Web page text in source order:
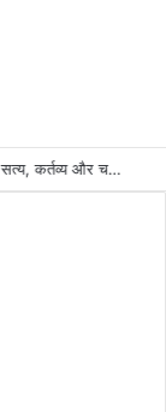
भारतीय शिक्षण पद्धति में धर्म का अर्थ संप्रदाय नहीं, बल्कि सत्य, कर्तव्य और चरित्र निर्माण है: विजय प्रकाश